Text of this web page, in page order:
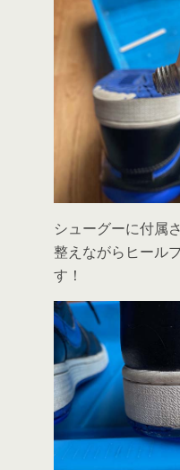
シューグーに付属
整えながらヒール
す！